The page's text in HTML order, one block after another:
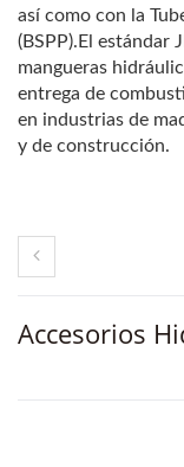
así como con la
(BSPP).El estándar
mangueras
entrega de
en industrias de
y de construcción.
Accesorios